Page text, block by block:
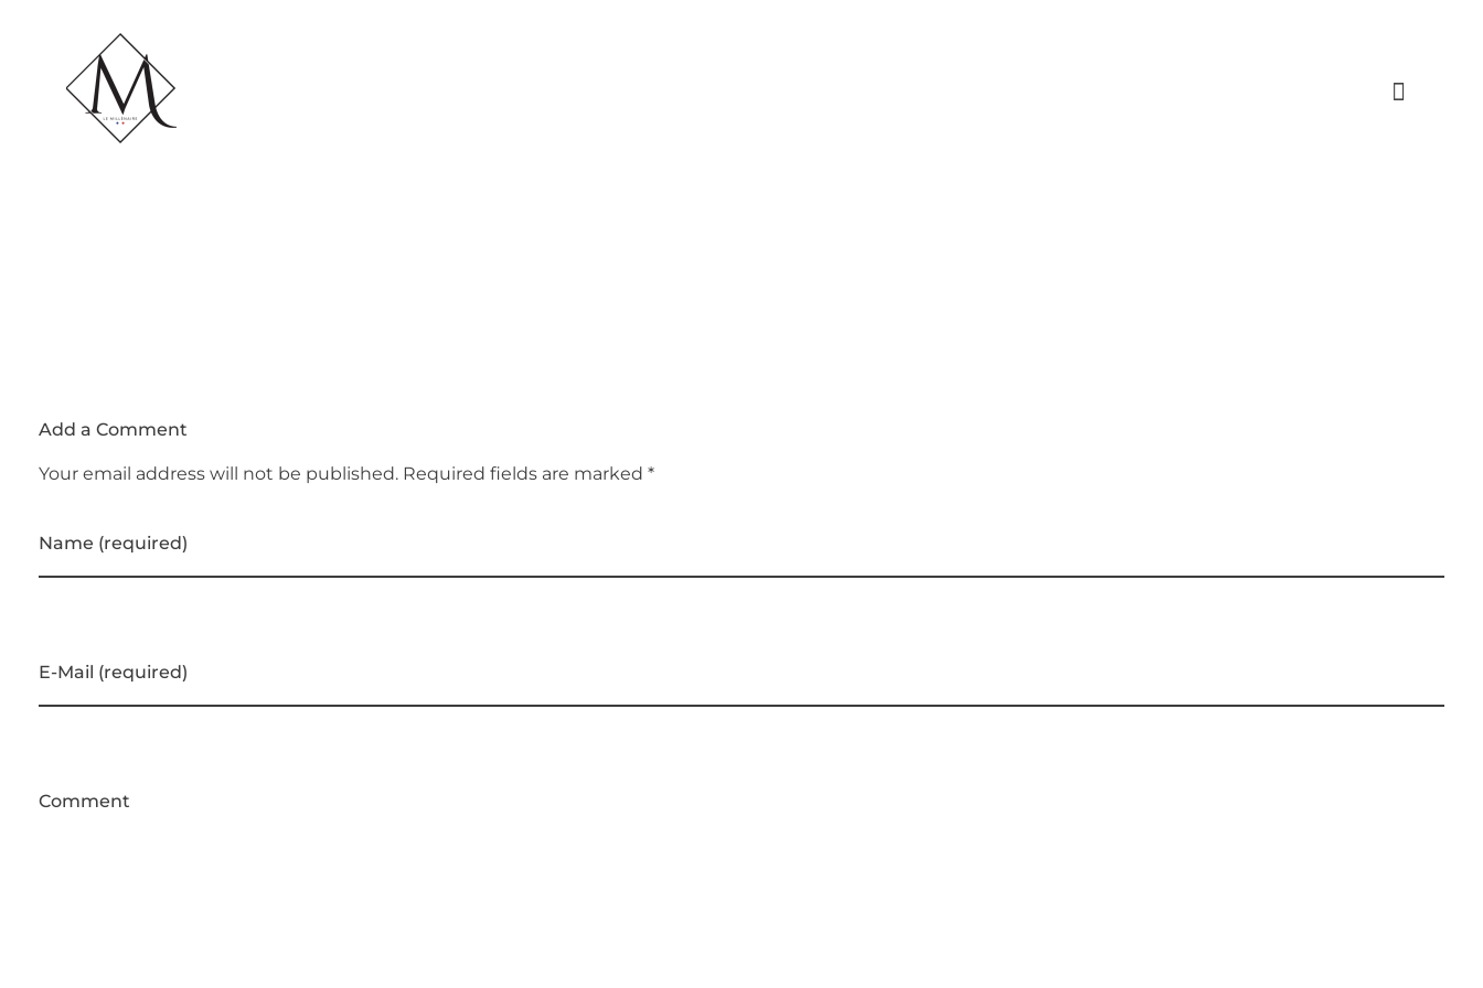
Add a Comment
Your email address will not be published. Required fields are marked *
Name (required)
E-Mail (required)
Comment